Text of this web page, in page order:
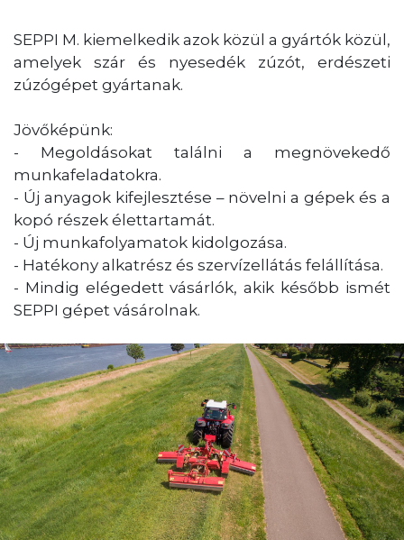
SEPPI M. kiemelkedik azok közül a gyártók közül,
amelyek szár és nyesedék zúzót, erdészeti
zúzógépet gyártanak.
Jövőképünk:
- Megoldásokat találni a megnövekedő
munkafeladatokra.
- Új anyagok kifejlesztése – növelni a gépek és a
kopó részek élettartamát.
- Új munkafolyamatok kidolgozása.
- Hatékony alkatrész és szervízellátás felállítása.
- Mindig elégedett vásárlók, akik később ismét
SEPPI gépet vásárolnak.